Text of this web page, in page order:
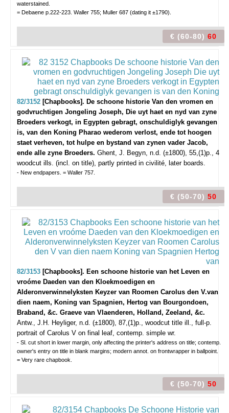
waterstained.
= Debaene p.222-223. Waller 755; Muller 687 (dating it ±1790).
€ (60-80) 60
82/3152 [Chapbooks]. De schoone historie Van den vromen en
godvruchtigen Jongeling Joseph, Die uyt haet en nyd van zyne
Broeders verkogt, in Egypten gebragt, onschuldiglyk gevangen
is, van den Koning Pharao wederom verlost, ende tot hoogen
staet verheven, tot hulpe en bystand van zynen vader Jacob,
ende alle zyne Broeders. Ghent, J. Begyn, n.d. (±1800), 55,(1)p., 4
woodcut ills. (incl. on title), partly printed in civilité, later boards.
- New endpapers. = Waller 757.
€ (50-70) 50
82/3153 [Chapbooks]. Een schoone historie van het Leven en
vroóme Daeden van den Kloekmoedigen en
Alderonverwinnelyksten Keyzer van Roomen Carolus den V.van
dien naem, Koning van Spagnien, Hertog van Bourgondoen,
Braband, &c. Graeve van Vlaenderen, Holland, Zeeland, &c.
Antw., J.H. Heyliger, n.d. (±1800), 87,(1)p., woodcut title ill., full-p.
portrait of Carolus V on final leaf, contemp. simple wr.
- Sl. cut short in lower margin, only affecting the printer's address on title; contemp.
owner's entry on title in blank margins; modern annot. on frontwrapper in ballpoint.
= Very rare chapbook.
€ (50-70) 50